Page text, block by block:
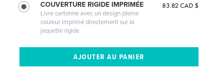
COUVERTURE RIGIDE IMPRIMÉE
Livre cartonné avec un design pleine
couleur imprimé directement sur la
jaquette rigide
83.82 CAD $